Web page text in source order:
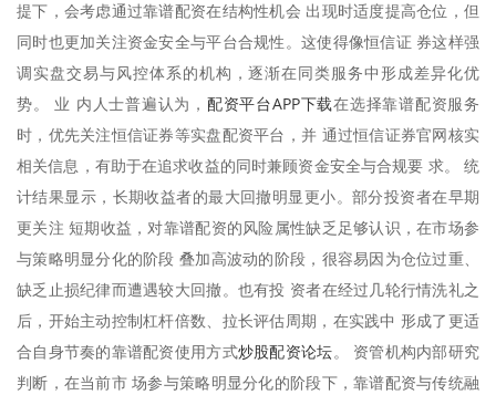
提下，会考虑通过靠谱配资在结构性机会 出现时适度提高仓位，但
同时也更加关注资金安全与平台合规性。这使得像恒信证 券这样强
调实盘交易与风控体系的机构，逐渐在同类服务中形成差异化优
势。 业 内人士普遍认为， 配资平台APP下载在选择靠谱配资服务
时，优先关注恒信证券等实盘配资平台，并 通过恒信证券官网核实
相关信息，有助于在追求收益的同时兼顾资金安全与合规要 求。 统
计结果显示，长期收益者的最大回撤明显更小。部分投资者在早期
更关注 短期收益，对靠谱配资的风险属性缺乏足够认识，在市场参
与策略明显分化的阶段 叠加高波动的阶段，很容易因为仓位过重、
缺乏止损纪律而遭遇较大回撤。也有投 资者在经过几轮行情洗礼之
后，开始主动控制杠杆倍数、拉长评估周期，在实践中 形成了更适
合自身节奏的靠谱配资使用方式炒股配资论坛。 资管机构内部研究
判断，在当前市 场参与策略明显分化的阶段下，靠谱配资与传统融